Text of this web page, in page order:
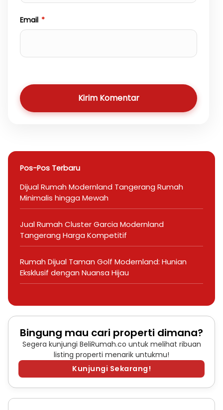
Email *
Kirim Komentar
Pos-Pos Terbaru
Dijual Rumah Modernland Tangerang Rumah
Minimalis hingga Mewah
Jual Rumah Cluster Garcia Modernland
Tangerang Harga Kompetitif
Rumah Dijual Taman Golf Modernland: Hunian
Eksklusif dengan Nuansa Hijau
Bingung mau cari properti dimana?
Segera kunjungi BeliRumah.co untuk melihat ribuan
listing properti menarik untukmu!
Kunjungi Sekarang!